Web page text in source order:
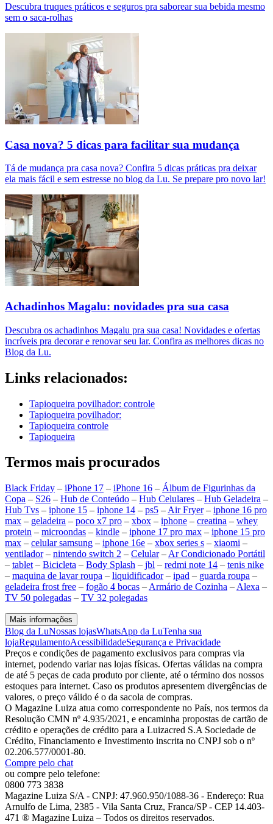
Descubra truques práticos e seguros pra saborear sua bebida mesmo
sem o saca-rolhas
Casa nova? 5 dicas para facilitar sua mudança
Tá de mudança pra casa nova? Confira 5 dicas práticas pra deixar
ela mais fácil e sem estresse no blog da Lu. Se prepare pro novo lar!
Achadinhos Magalu: novidades pra sua casa
Descubra os achadinhos Magalu pra sua casa! Novidades e ofertas
incríveis pra decorar e renovar seu lar. Confira as melhores dicas no
Blog da Lu.
Links relacionados:
Tapioqueira povilhador: controle
Tapioqueira povilhador:
Tapioqueira controle
Tapioqueira
Termos mais procurados
Black Friday – iPhone 17 – iPhone 16 – Álbum de Figurinhas da
Copa – S26 – Hub de Conteúdo – Hub Celulares – Hub Geladeira –
Hub Tvs – iphone 15 – iphone 14 – ps5 – Air Fryer– iphone 16 pro
max – geladeira – poco x7 pro – xbox – iphone – creatina – whey
protein – microondas – kindle – iphone 17 pro max – iphone 15 pro
max – celular samsung – iphone 16e – xbox series s – xiaomi –
ventilador– nintendo switch 2 – Celular– Ar Condicionado Portátil
– tablet – Bicicleta – Body Splash – jbl – redmi note 14 – tenis nike
– maquina de lavar roupa – liquidificador– ipad – guarda roupa –
geladeira frost free – fogão 4 bocas – Armário de Cozinha – Alexa –
TV 50 polegadas – TV 32 polegadas
Mais informações
Blog da LuNossas lojasWhatsApp da LuTenha sua
lojaRegulamentoAcessibilidadeSegurança e Privacidade
Preços e condições de pagamento exclusivos para compras via
internet, podendo variar nas lojas físicas. Ofertas válidas na compra
de até 5 peças de cada produto por cliente, até o término dos nossos
estoques para internet. Caso os produtos apresentem divergências de
valores, o preço válido é o da sacola de compras.
O Magazine Luiza atua como correspondente no País, nos termos da
Resolução CMN nº 4.935/2021, e encaminha propostas de cartão de
crédito e operações de crédito para a Luizacred S.A Sociedade de
Crédito, Financiamento e Investimento inscrita no CNPJ sob o nº
02.206.577/0001-80.
Compre pelo chat
ou compre pelo telefone:
0800 773 3838
Magazine Luiza S/A - CNPJ: 47.960.950/1088-36 - Endereço: Rua
Arnulfo de Lima, 2385 - Vila Santa Cruz, Franca/SP - CEP 14.403-
471 ® Magazine Luiza – Todos os direitos reservados.